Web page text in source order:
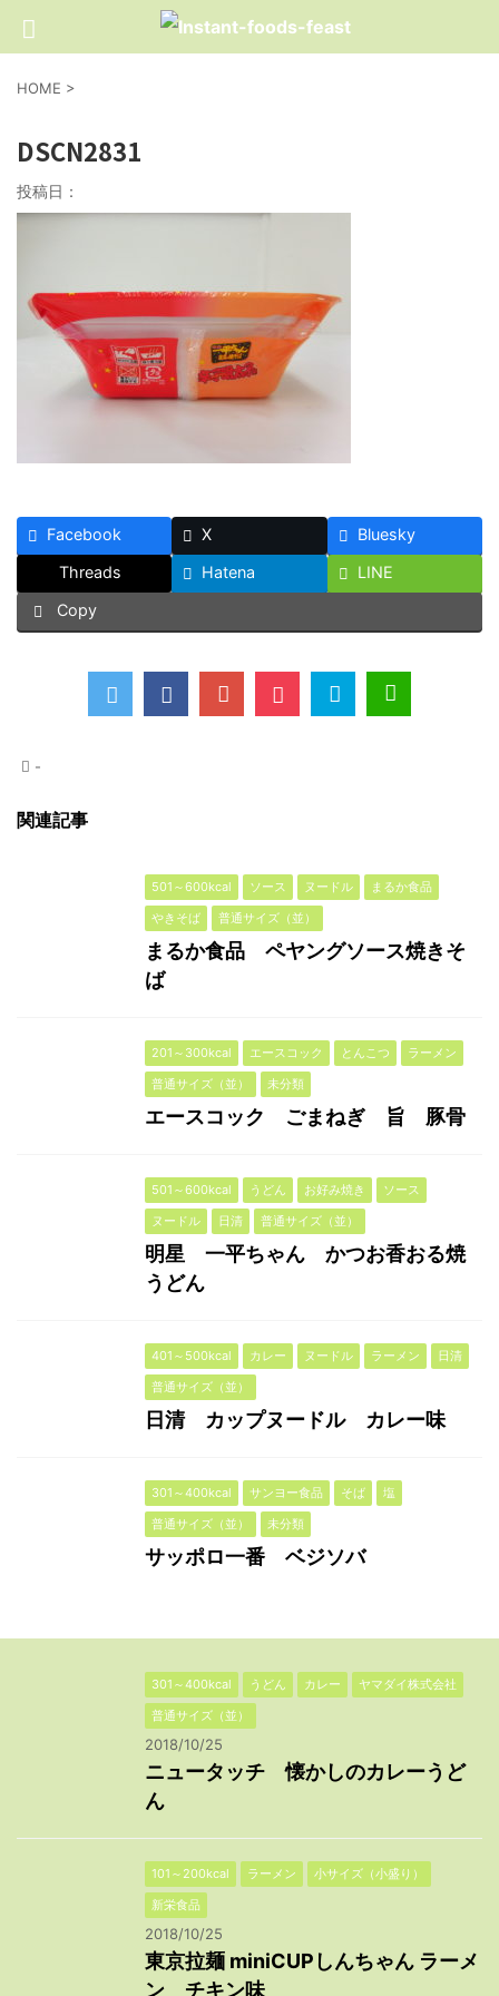
HOME >
DSCN2831
投稿日：
Facebook X
Bluesky
Threads
Hatena
LINE
Copy
-
関連記事
501～600kcal ソース ヌードル
まるか食品
やきそば
普通サイズ（並）
まるか食品 ペヤングソース焼きそ
ば
201～300kcal エースコック とんこつ
ラーメン
普通サイズ（並）
未分類
エースコック ごまねぎ 旨 豚骨
501～600kcal うどん お好み焼き
ソース
ヌードル
日清 普通サイズ（並）
明星 一平ちゃん かつお香おる焼
うどん
401～500kcal カレー ヌードル ラーメン
日清
普通サイズ（並）
日清 カップヌードル カレー味
301～400kcal サンヨー食品 そば
塩
普通サイズ（並）
未分類
サッポロ一番 ベジソバ
301～400kcal うどん カレー
ヤマダイ株式会社
普通サイズ（並）
2018/10/25
ニュータッチ 懐かしのカレーうど
ん
101～200kcal ラーメン
小サイズ（小盛り）
新栄食品
2018/10/25
東京拉麺 miniCUPしんちゃん ラーメ
ン チキン味